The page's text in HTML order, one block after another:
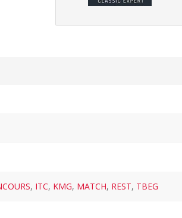
, ITC, KMG, MATCH, REST, TBEG